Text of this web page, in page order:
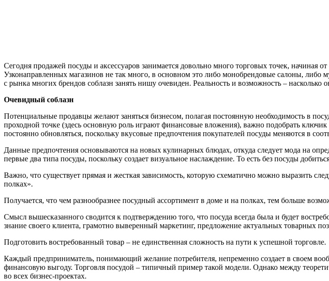
Сегодня продажей посуды и аксессуаров занимается довольно много торговых точек,
Узконаправленных магазинов не так много, в основном это либо монобрендовые салоны, либо
с рынка многих брендов соблазн занять нишу очевиден. Реальность и возможность – насколько
Очевидный соблазн
Потенциальные продавцы желают заняться бизнесом, полагая постоянную необходимость в
проходной точке (здесь основную роль играют финансовые вложения), важно подобрать
постоянно обновляться, поскольку вкусовые предпочтения покупателей посуды меняются в
Данные предпочтения основываются на новых кулинарных блюдах, откуда следует мода на
первые два типа посуды, поскольку создает визуальное наслаждение. То есть без посуды
Важно, что существует прямая и жесткая зависимость, которую схематично можно выразить
полках».
Получается, что чем разнообразнее посудный ассортимент в доме и на полках, тем больше
Смысл вышесказанного сводится к подтверждению того, что посуда всегда была и будет
знание своего клиента, грамотно выверенный маркетинг, предложение актуальных товарных
Подготовить востребованный товар – не единственная сложность на пути к успешной торговле.
Каждый предприниматель, понимающий желание потребителя, непременно создает в своем
финансовую выгоду. Торговля посудой – типичный пример такой модели. Однако между
во всех бизнес-проектах.